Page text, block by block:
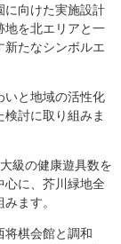
に向けた実施設計
地を北エリアと一
新たなシンボルエ
いと地域の活性化
討に取り組みま
級の健康遊具数を
心に、芥川緑地全
ます。
将棋会館と調和